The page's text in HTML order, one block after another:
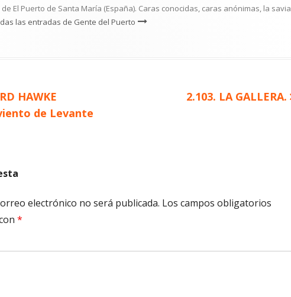
El Puerto de Santa María (España). Caras conocidas, caras anónimas, la savia
las entradas de Gente del Puerto
HAWKE
de Levante
Artículo
2.103. LA GALLERA.
electrónico no será publicada. Los campos obligatorios
*